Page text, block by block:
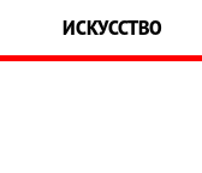
ИСКУССТВО